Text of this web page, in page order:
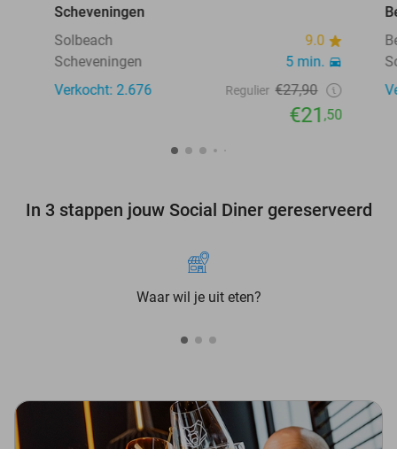
Scheveningen
Solbeach
9.0
Scheveningen
5 min.
Verkocht: 2.676
Regulier €27,90
€21,50
In 3 stappen jouw Social Diner gereserveerd
Waar wil je uit eten?